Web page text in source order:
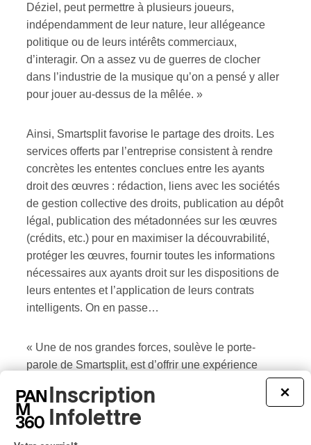
Déziel, peut permettre à plusieurs joueurs,
indépendamment de leur nature, leur allégeance
politique ou de leurs intérêts commerciaux,
d’interagir. On a assez vu de guerres de clocher
dans l’industrie de la musique qu’on a pensé y aller
pour jouer au-dessus de la mêlée. »
Ainsi, Smartsplit favorise le partage des droits. Les
services offerts par l’entreprise consistent à rendre
concrètes les ententes conclues entre les ayants
droit des œuvres : rédaction, liens avec les sociétés
de gestion collective des droits, publication au dépôt
légal, publication des métadonnées sur les œuvres
(crédits, etc.) pour en maximiser la découvrabilité,
protéger les œuvres, fournir toutes les informations
nécessaires aux ayants droit sur les dispositions de
leurs ententes et l’application de leurs contrats
intelligents. On en passe…
« Une de nos grandes forces, soulève le porte-
parole de Smartsplit, est d’offrir une expérience
d’apprentissage des artistes et artisans. On ne vient
pas au monde en sachant ce qu’est une « clé de
×
Inscription
Infolettre